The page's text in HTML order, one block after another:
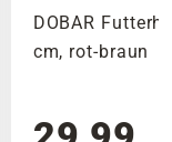
DOBAR
cm, rot-braun